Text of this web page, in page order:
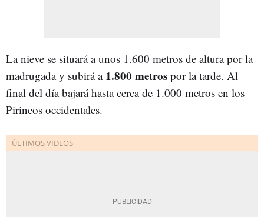
La nieve se situará a unos 1.600 metros de altura por la
madrugada y subirá a 1.800 metros por la tarde. Al
final del día bajará hasta cerca de 1.000 metros en los
Pirineos occidentales.